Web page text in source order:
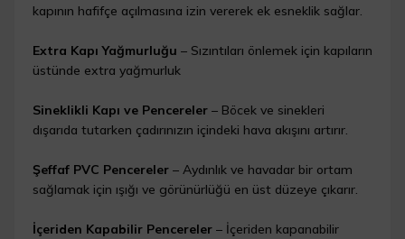
kapının hafifçe açılmasına izin vererek ek esneklik sağlar.
Extra Kapı Yağmurluğu – Sızıntıları önlemek için kapıların
üstünde extra yağmurluk
Sineklikli Kapı ve Pencereler – Böcek ve sinekleri
dışarıda tutarken çadırınızın içindeki hava akışını artırır.
Şeffaf PVC Pencereler – Aydınlık ve havadar bir ortam
sağlamak için ışığı ve görünürlüğü en üst düzeye çıkarır.
İçeriden Kapabilir Pencereler – İçeriden kapanabilir